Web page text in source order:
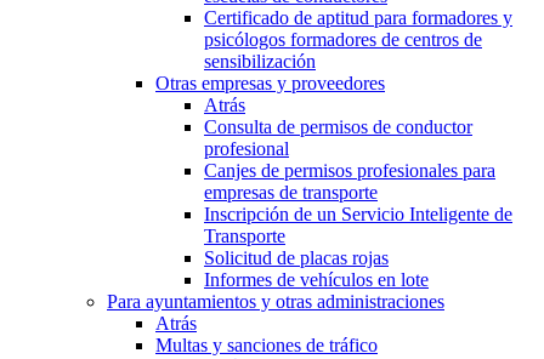
Certificado de aptitud para formadores y
psicólogos formadores de centros de
sensibilización
Otras empresas y proveedores
Atrás
Consulta de permisos de conductor
profesional
Canjes de permisos profesionales para
empresas de transporte
Inscripción de un Servicio Inteligente de
Transporte
Solicitud de placas rojas
Informes de vehículos en lote
Para ayuntamientos y otras administraciones
Atrás
Multas y sanciones de tráfico